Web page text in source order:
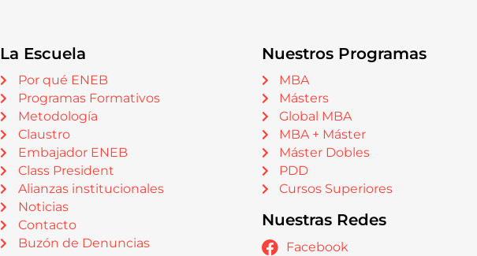
La Escuela
Por qué ENEB
Programas Formativos
Metodología
Claustro
Embajador ENEB
Class President
Alianzas institucionales
Noticias
Contacto
Buzón de Denuncias
Nuestros Programas
MBA
Másters
Global MBA
MBA + Máster
Máster Dobles
PDD
Cursos Superiores
Nuestras Redes
Facebook